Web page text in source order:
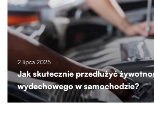
2 lipca 2025
Jak skutecznie przedłużyć
wydechowego w samochodzie?